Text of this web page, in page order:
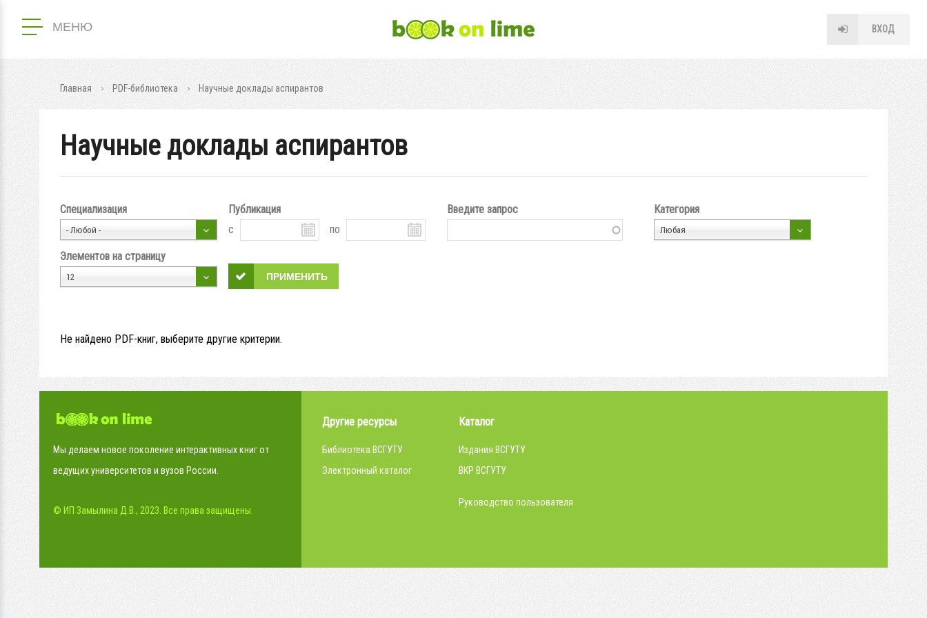
МЕНЮ ВХОД
Главная PDF-библиотека Научные доклады аспирантов
Научные доклады аспирантов
Специализация
- Любой -
Публикация
с
по
Введите запрос Категория
Любая
Элементов на страницу
12
Не найдено PDF-книг, выберите другие критерии.
Мы делаем новое поколение интерактивных книг от
ведущих университетов и вузов России.
© ИП Замылина Д.В., 2023. Все права защищены.
Другие ресурсы
Библиотека ВСГУТУ
Электронный каталог
Каталог
Издания ВСГУТУ
ВКР ВСГУТУ
Руководство пользователя